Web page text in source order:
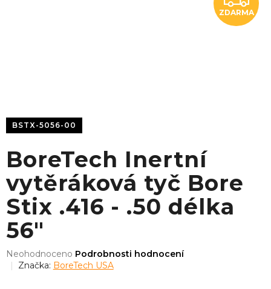
D
ZDARMA
BoreTech Inertní
vytěráková tyč Bore
Stix .416 - .50 délka
56"
BSTX-5056-00
Průměrné
hodnocení
Neohodnoceno Podrobnosti hodnocení
Značka: BoreTech USA